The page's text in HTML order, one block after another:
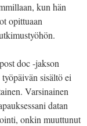
kun hän
opittuaan
doc -jakson
sisältö ei
Varsinainen
datan
onkin muuttunut